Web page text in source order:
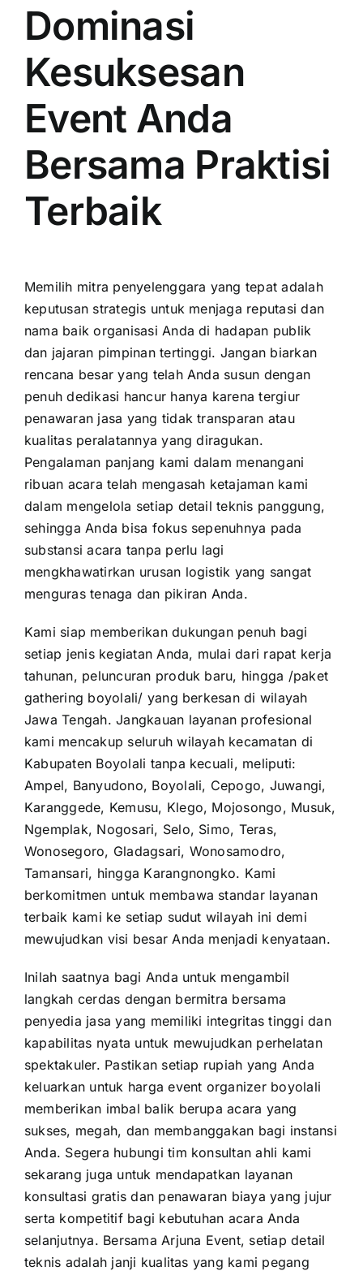
Dominasi
Kesuksesan
Event Anda
Bersama Praktisi
Terbaik
Memilih mitra penyelenggara yang tepat adalah
keputusan strategis untuk menjaga reputasi dan
nama baik organisasi Anda di hadapan publik
dan jajaran pimpinan tertinggi. Jangan biarkan
rencana besar yang telah Anda susun dengan
penuh dedikasi hancur hanya karena tergiur
penawaran jasa yang tidak transparan atau
kualitas peralatannya yang diragukan.
Pengalaman panjang kami dalam menangani
ribuan acara telah mengasah ketajaman kami
dalam mengelola setiap detail teknis panggung,
sehingga Anda bisa fokus sepenuhnya pada
substansi acara tanpa perlu lagi
mengkhawatirkan urusan logistik yang sangat
menguras tenaga dan pikiran Anda.
Kami siap memberikan dukungan penuh bagi
setiap jenis kegiatan Anda, mulai dari rapat kerja
tahunan, peluncuran produk baru, hingga /paket
gathering boyolali/ yang berkesan di wilayah
Jawa Tengah. Jangkauan layanan profesional
kami mencakup seluruh wilayah kecamatan di
Kabupaten Boyolali tanpa kecuali, meliputi:
Ampel, Banyudono, Boyolali, Cepogo, Juwangi,
Karanggede, Kemusu, Klego, Mojosongo, Musuk,
Ngemplak, Nogosari, Selo, Simo, Teras,
Wonosegoro, Gladagsari, Wonosamodro,
Tamansari, hingga Karangnongko. Kami
berkomitmen untuk membawa standar layanan
terbaik kami ke setiap sudut wilayah ini demi
mewujudkan visi besar Anda menjadi kenyataan.
Inilah saatnya bagi Anda untuk mengambil
langkah cerdas dengan bermitra bersama
penyedia jasa yang memiliki integritas tinggi dan
kapabilitas nyata untuk mewujudkan perhelatan
spektakuler. Pastikan setiap rupiah yang Anda
keluarkan untuk harga event organizer boyolali
memberikan imbal balik berupa acara yang
sukses, megah, dan membanggakan bagi instansi
Anda. Segera hubungi tim konsultan ahli kami
sekarang juga untuk mendapatkan layanan
konsultasi gratis dan penawaran biaya yang jujur
serta kompetitif bagi kebutuhan acara Anda
selanjutnya. Bersama Arjuna Event, setiap detail
teknis adalah janji kualitas yang kami pegang